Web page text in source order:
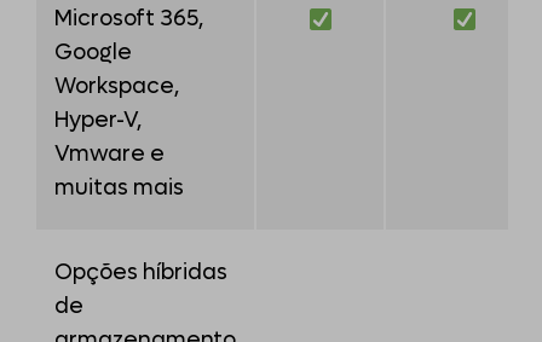
Microsoft 365,
Google
Workspace,
Hyper-V,
Vmware e
muitas mais
Opções híbridas
de